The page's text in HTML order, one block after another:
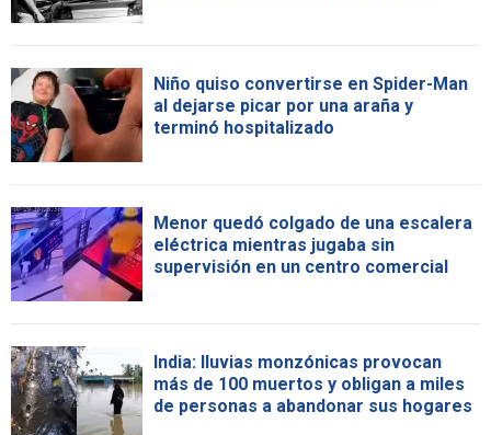
Niño quiso convertirse en Spider-Man
al dejarse picar por una araña y
terminó hospitalizado
Menor quedó colgado de una escalera
eléctrica mientras jugaba sin
supervisión en un centro comercial
India: lluvias monzónicas provocan
más de 100 muertos y obligan a miles
de personas a abandonar sus hogares